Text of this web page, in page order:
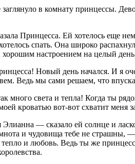
в комнату принцессы.
Принцесса. Ей хотелось еще
спать. Она широко
настроением на целый
Новый день начался. И я
Ведь мы сами решаем, что
много света и тепла! Когда ты
кроватью вот-вот схватит
— сказало ей солнце и
и чудовища тебе не
и любовь. Ведь ты же